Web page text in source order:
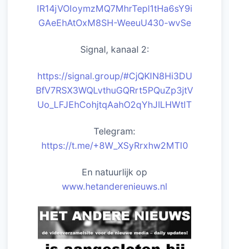
IR14jVOIoymzMQ7MhrTepl1tHa6sY9i
GAeEhAtOxM8SH-WeeuU430-wvSe
Signal, kanaal 2:
https://signal.group/#CjQKIN8Hi3DU
BfV7RSX3WQLvthuGQRrt5PQuZp3jtV
Uo_LFJEhCohjtqAahO2qYhJlLHWtIT
Telegram:
https://t.me/+8W_XSyRrxhw2MTI0
En natuurlijk op
www.hetanderenieuws.nl